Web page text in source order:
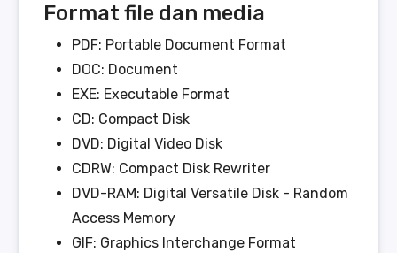
Format file dan media
PDF: Portable Document Format
DOC: Document
EXE: Executable Format
CD: Compact Disk
DVD: Digital Video Disk
CDRW: Compact Disk Rewriter
DVD-RAM: Digital Versatile Disk - Random
Access Memory
GIF: Graphics Interchange Format